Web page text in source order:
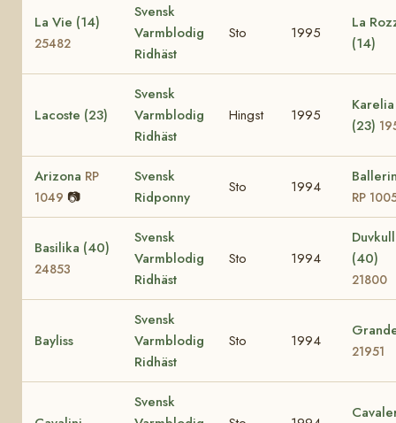
La Vie (14)
25482
Svensk
Varmblodig
Ridhäst
Sto 1995
La
(14)
Lacoste (23)
Svensk
Varmblodig
Ridhäst
Hingst 1995
Karelia
(23)
Arizona RP
1049 📷
Svensk
Ridponny
Sto 1994
RP
Basilika (40)
24853
Svensk
Varmblodig
Ridhäst
Sto 1994
(40)
21800
Bayliss
Svensk
Varmblodig
Ridhäst
Sto 1994
21951
Svensk